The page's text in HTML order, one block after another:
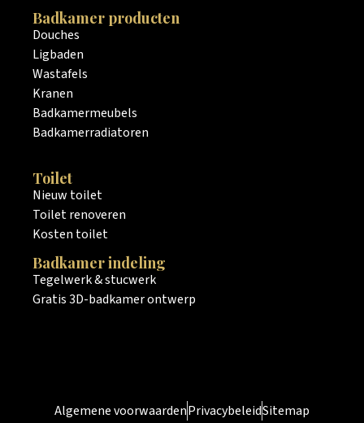
Badkamer producten
Douches
Ligbaden
Wastafels
Kranen
Badkamermeubels
Badkamerradiatoren
Toilet
Nieuw toilet
Toilet renoveren
Kosten toilet
Badkamer indeling
Tegelwerk & stucwerk
Gratis 3D-badkamer ontwerp
Algemene voorwaardenPrivacybeleidSitemap